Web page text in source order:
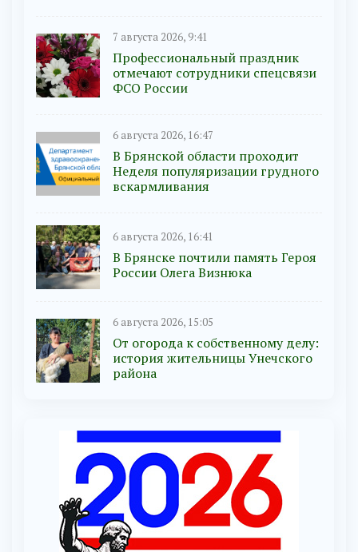
7 августа 2026, 9:41
Профессиональный праздник
отмечают сотрудники спецсвязи
ФСО России
6 августа 2026, 16:47
В Брянской области проходит
Неделя популяризации грудного
вскармливания
6 августа 2026, 16:41
В Брянске почтили память Героя
России Олега Визнюка
6 августа 2026, 15:05
От огорода к собственному делу:
история жительницы Унечского
района